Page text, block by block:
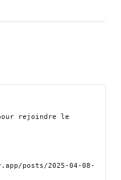
posts/2025-04-08-